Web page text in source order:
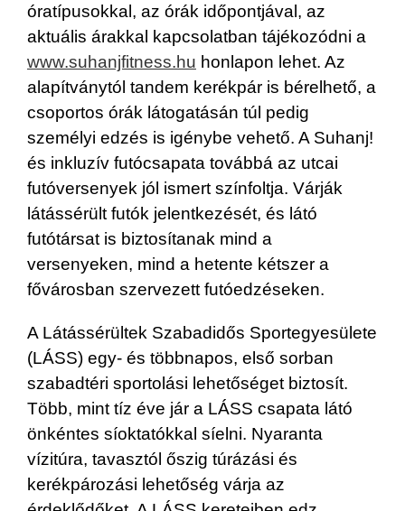
óratípusokkal, az órák időpontjával, az
aktuális árakkal kapcsolatban tájékozódni a
www.suhanjfitness.hu honlapon lehet. Az
alapítványtól tandem kerékpár is bérelhető, a
csoportos órák látogatásán túl pedig
személyi edzés is igénybe vehető. A Suhanj!
és inkluzív futócsapata továbbá az utcai
futóversenyek jól ismert színfoltja. Várják
látássérült futók jelentkezését, és látó
futótársat is biztosítanak mind a
versenyeken, mind a hetente kétszer a
fővárosban szervezett futóedzéseken.
A Látássérültek Szabadidős Sportegyesülete
(LÁSS) egy- és többnapos, első sorban
szabadtéri sportolási lehetőséget biztosít.
Több, mint tíz éve jár a LÁSS csapata látó
önkéntes síoktatókkal síelni. Nyaranta
vízitúra, tavasztól őszig túrázási és
kerékpározási lehetőség várja az